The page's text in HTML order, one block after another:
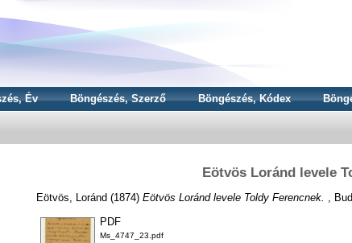
Év Böngészés, Szerző Böngészés, Kódex
Eötvös Loránd levele
Eötvös, Loránd (1874) Eötvös Loránd levele Toldy Ferencnek. ,
PDF
Ms_4747_23.pdf